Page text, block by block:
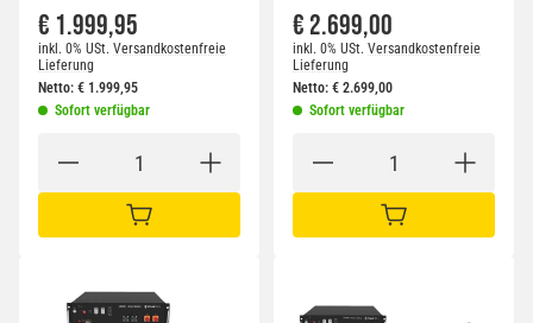
€ 1.999,95
inkl. 0% USt. Versandkostenfreie
Lieferung
Netto: € 1.999,95
Sofort verfügbar
IN DEN WARENKORB
€ 2.699,00
inkl. 0% USt. Versandkostenfreie
Lieferung
Netto: € 2.699,00
Sofort verfügbar
IN DEN WARENKORB